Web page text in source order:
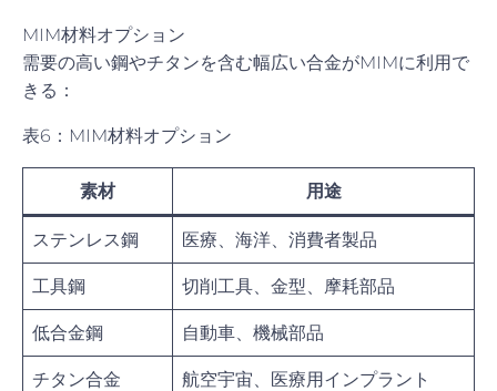
MIM材料オプション
需要の高い鋼やチタンを含む幅広い合金がMIMに利用で
きる：
表6：MIM材料オプション
素材 用途
ステンレス鋼 医療、海洋、消費者製品
工具鋼 切削工具、金型、摩耗部品
低合金鋼 自動車、機械部品
チタン合金 航空宇宙、医療用インプラント